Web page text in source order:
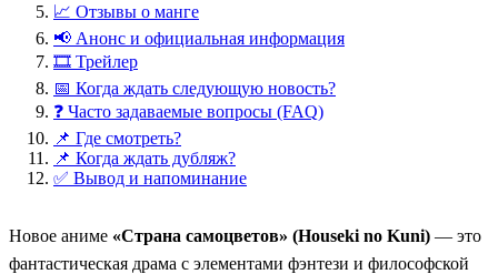
📈 Отзывы о манге
📢 Анонс и официальная информация
🎞️ Трейлер
📅 Когда ждать следующую новость?
❓ Часто задаваемые вопросы (FAQ)
📌 Где смотреть?
📌 Когда ждать дубляж?
✅ Вывод и напоминание
Новое аниме «Страна самоцветов» (Houseki no Kuni) — это
фантастическая драма с элементами фэнтези и философской